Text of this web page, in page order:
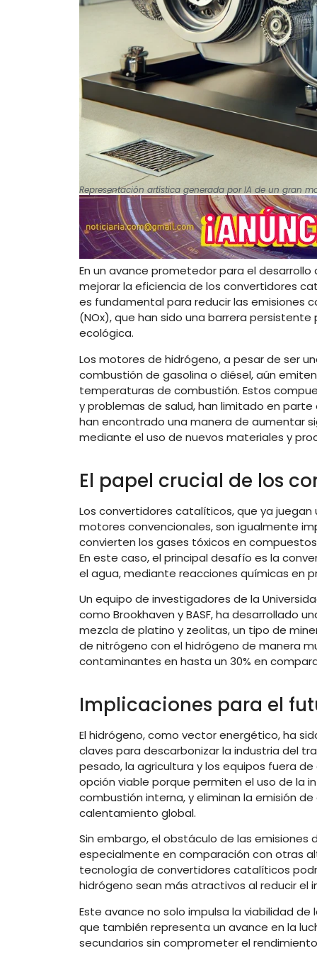
Representación artística generada por IA de un gran
En un avance prometedor para el
mejorar la eficiencia de los convertidores
es fundamental para reducir las emisiones
(NOx), que han sido una barrera
ecológica.
Los motores de hidrógeno, a pesar de ser
combustión de gasolina o diésel, aún
temperaturas de combustión. Estos
y problemas de salud, han limitado en
han encontrado una manera de aumentar
mediante el uso de nuevos materiales y
El papel crucial de los
Los convertidores catalíticos, que ya
motores convencionales, son igualmente
convierten los gases tóxicos en
En este caso, el principal desafío es la
el agua, mediante reacciones químicas en
Un equipo de investigadores de la
como Brookhaven y BASF, ha desarrollado
mezcla de platino y zeolitas, un tipo de
de nitrógeno con el hidrógeno de manera
contaminantes en hasta un 30% en
Implicaciones para el
El hidrógeno, como vector energético, ha
claves para descarbonizar la industria del
pesado, la agricultura y los equipos fuera
opción viable porque permiten el uso de la
combustión interna, y eliminan la emisión
calentamiento global.
Sin embargo, el obstáculo de las emisiones
especialmente en comparación con otras
tecnología de convertidores catalíticos
hidrógeno sean más atractivos al reducir el
Este avance no solo impulsa la viabilidad
que también representa un avance en la
secundarios sin comprometer el